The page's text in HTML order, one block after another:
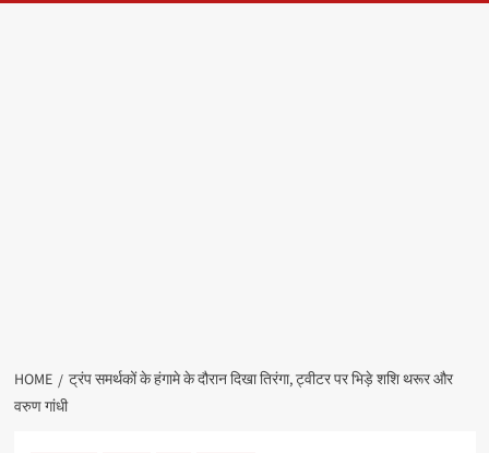
HOME
ट्रंप समर्थकों के हंगामे के दौरान दिखा तिरंगा, ट्वीटर पर भिड़े शशि थरूर और
वरुण गांधी